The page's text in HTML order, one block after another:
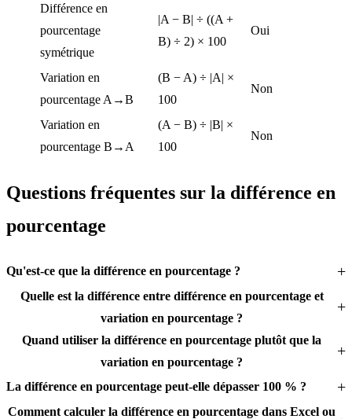
Différence en
pourcentage
symétrique
|A − B| ÷ ((A +
B) ÷ 2) × 100
Oui
Variation en
pourcentage A→B
(B − A) ÷ |A| ×
100
Non
Variation en
pourcentage B→A
(A − B) ÷ |B| ×
100
Non
Questions fréquentes sur la différence en
pourcentage
Qu'est-ce que la différence en pourcentage ?
Quelle est la différence entre différence en pourcentage et
variation en pourcentage ?
Quand utiliser la différence en pourcentage plutôt que la
variation en pourcentage ?
La différence en pourcentage peut-elle dépasser 100 % ?
Comment calculer la différence en pourcentage dans Excel ou